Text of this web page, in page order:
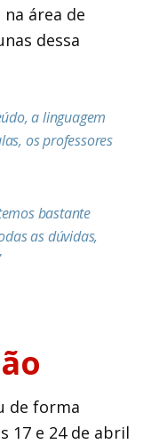
área de
dessa
a linguagem
os professores
bastante
as dúvidas,
de forma
17 e 24 de abril